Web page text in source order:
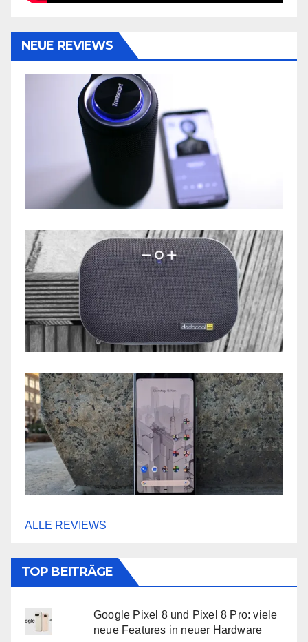
NEUE REVIEWS
ALLE REVIEWS
TOP BEITRÄGE
Google Pixel 8 und Pixel 8 Pro: viele
neue Features in neuer Hardware